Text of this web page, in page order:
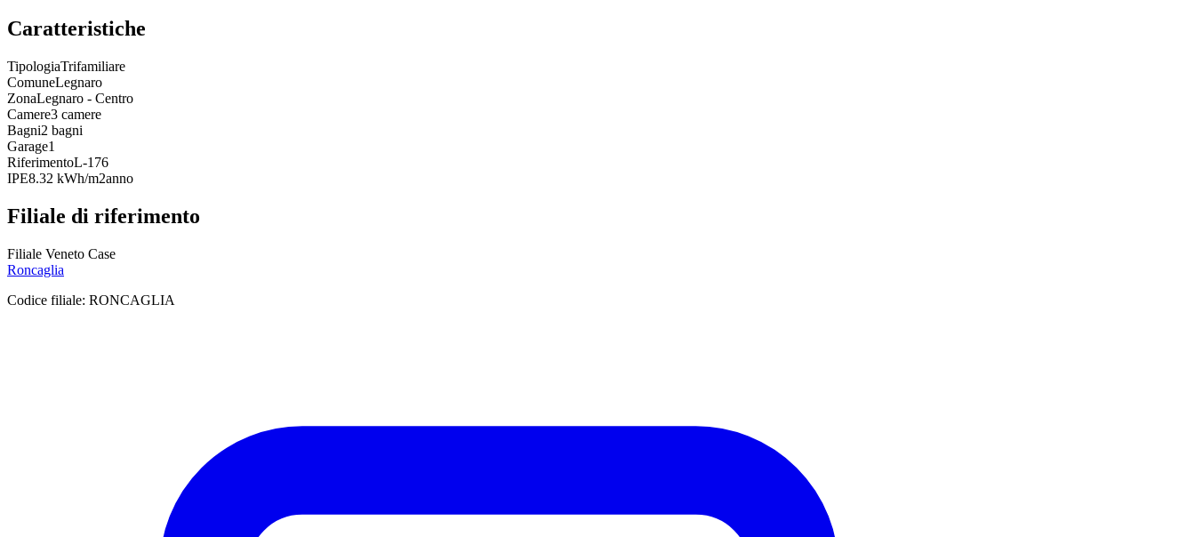
Caratteristiche
TipologiaTrifamiliare
ComuneLegnaro
ZonaLegnaro - Centro
Camere3 camere
Bagni2 bagni
Garage1
RiferimentoL-176
IPE8.32 kWh/m2anno
Filiale di riferimento
Filiale Veneto Case
Roncaglia
Codice filiale: RONCAGLIA